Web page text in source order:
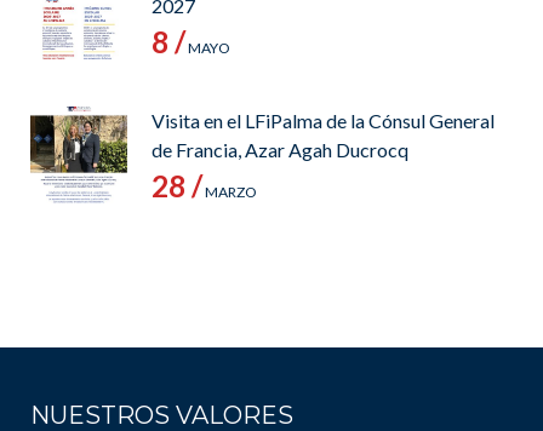
2027
8 /MAYO
Visita en el LFiPalma de la Cónsul General
de Francia, Azar Agah Ducrocq
28 /MARZO
NUESTROS VALORES